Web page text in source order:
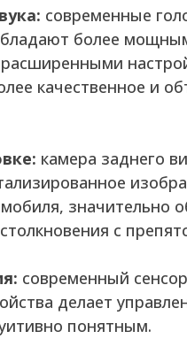
современные
более
качественное и
камера заднего
значительно
с
современный
делает
понятным.